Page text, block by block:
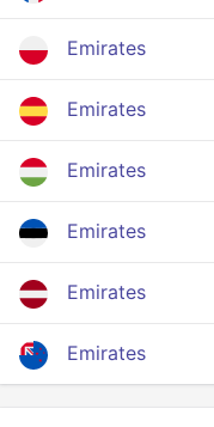
Emirates
Emirates
Emirates
Emirates
Emirates
Emirates